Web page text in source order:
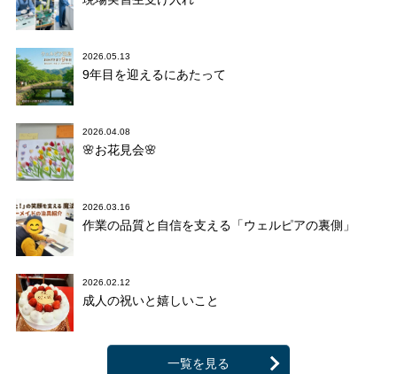
2026.05.13
9年目を迎えるにあたって
2026.04.08
🌸お花見会🌸
2026.03.16
作業の品質と自信を支える「ウェルピアの裏側」
2026.02.12
成人の祝いと嬉しいこと
一覧を見る